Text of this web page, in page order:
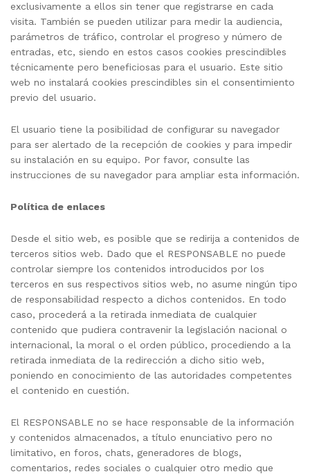
exclusivamente a ellos sin tener que registrarse en cada
visita. También se pueden utilizar para medir la audiencia,
parámetros de tráfico, controlar el progreso y número de
entradas, etc, siendo en estos casos cookies prescindibles
técnicamente pero beneficiosas para el usuario. Este sitio
web no instalará cookies prescindibles sin el consentimiento
previo del usuario.
El usuario tiene la posibilidad de configurar su navegador
para ser alertado de la recepción de cookies y para impedir
su instalación en su equipo. Por favor, consulte las
instrucciones de su navegador para ampliar esta información.
Política de enlaces
Desde el sitio web, es posible que se redirija a contenidos de
terceros sitios web. Dado que el RESPONSABLE no puede
controlar siempre los contenidos introducidos por los
terceros en sus respectivos sitios web, no asume ningún tipo
de responsabilidad respecto a dichos contenidos. En todo
caso, procederá a la retirada inmediata de cualquier
contenido que pudiera contravenir la legislación nacional o
internacional, la moral o el orden público, procediendo a la
retirada inmediata de la redirección a dicho sitio web,
poniendo en conocimiento de las autoridades competentes
el contenido en cuestión.
El RESPONSABLE no se hace responsable de la información
y contenidos almacenados, a título enunciativo pero no
limitativo, en foros, chats, generadores de blogs,
comentarios, redes sociales o cualquier otro medio que